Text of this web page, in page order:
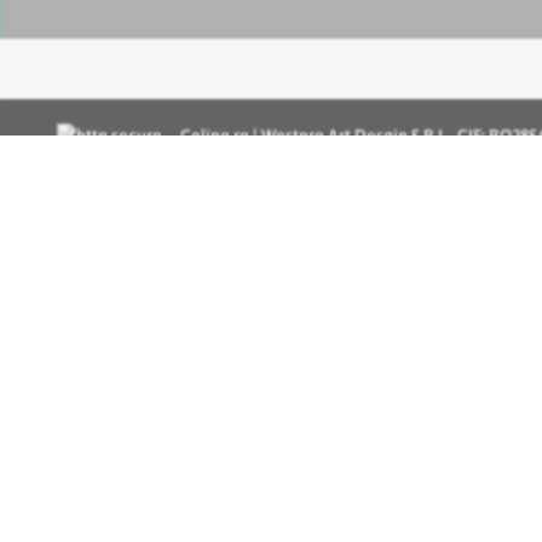
Celino.ro | Westpro Art Desgin S.R.L., CIF: